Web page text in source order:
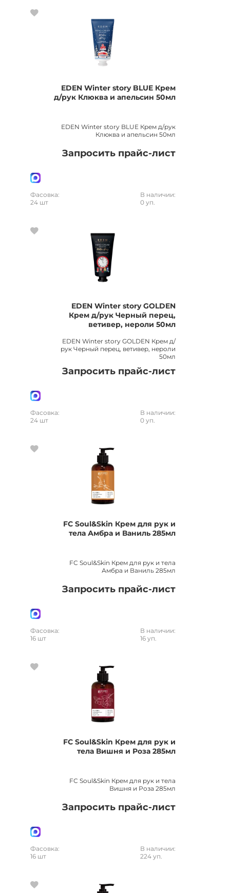
EDEN Winter story BLUE Крем
д/рук Клюква и апельсин 50мл
EDEN Winter story BLUE Крем д/рук
Клюква и апельсин 50мл
Запросить прайс-лист
Фасовка:
24 шт
В наличии:
0 уп.
EDEN Winter story GOLDEN
Крем д/рук Черный перец,
ветивер, нероли 50мл
EDEN Winter story GOLDEN Крем д/
рук Черный перец, ветивер, нероли
50мл
Запросить прайс-лист
Фасовка:
24 шт
В наличии:
0 уп.
FC Soul&Skin Крем для рук и
тела Амбра и Ваниль 285мл
FC Soul&Skin Крем для рук и тела
Амбра и Ваниль 285мл
Запросить прайс-лист
Фасовка:
16 шт
В наличии:
16 уп.
FC Soul&Skin Крем для рук и
тела Вишня и Роза 285мл
FC Soul&Skin Крем для рук и тела
Вишня и Роза 285мл
Запросить прайс-лист
Фасовка:
16 шт
В наличии:
224 уп.